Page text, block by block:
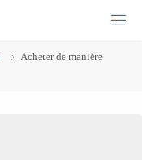
Acheter de manière